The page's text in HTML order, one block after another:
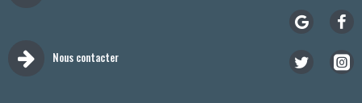
Nous contacter